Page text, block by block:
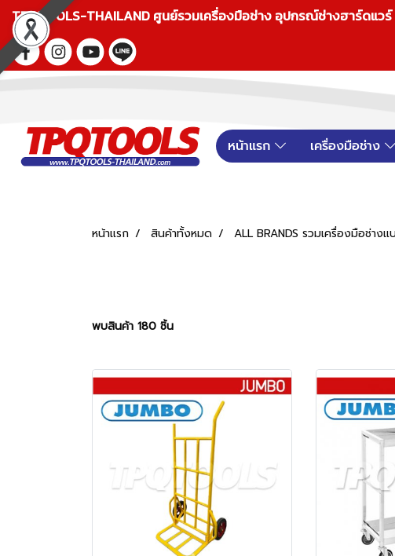
TPQTOOLS-THAILAND ศูนย์รวมเครื่องมือช่าง อุปกรณ์ช่างฮาร์ดแ
หน้าแรก เครื่องมือช่าง
หน้าแรก สินค้าทั้งหมด ALL BRANDS รวมเครื่องมือช่าง
พบสินค้า 180 ชิ้น